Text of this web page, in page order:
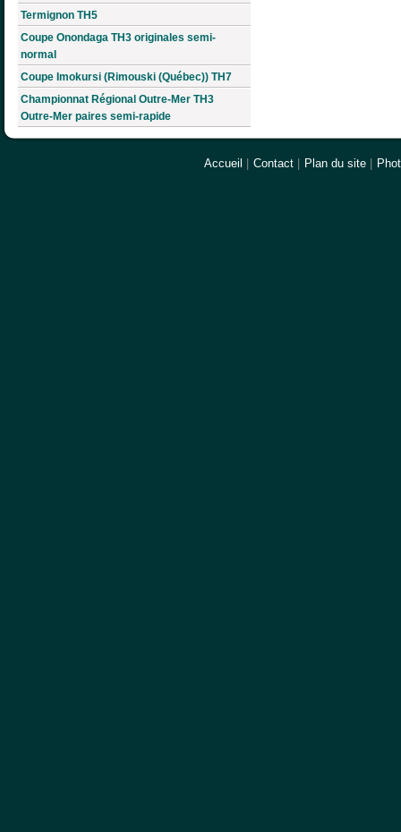
Termignon TH5
Coupe Onondaga TH3 originales semi-
normal
Coupe Imokursi (Rimouski (Québec)) TH7
Championnat Régional Outre-Mer TH3
Outre-Mer paires semi-rapide
Accueil Contact Plan du site